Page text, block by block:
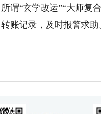
“玄学改运”“大师复
账记录，及时报警求助